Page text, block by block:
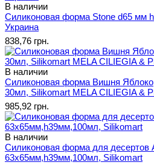
В наличии
Силиконовая форма Stone d65 мм
Украина
838,76 грн.
В наличии
Силиконовая форма Вишня
30мл, Silikomart MELA CILIEGIA &
985,92 грн.
В наличии
Силиконовая форма для десертов
63х65мм,h39мм,100мл, Silikomart